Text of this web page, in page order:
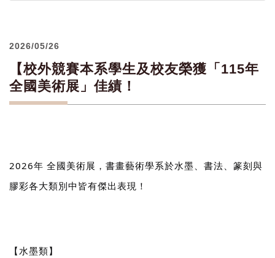
2026/05/26
【校外競賽本系學生及校友榮獲「115年
全國美術展」佳績！
2026年 全國美術展，書畫藝術學系於水墨、書法、篆刻與
膠彩各大類別中皆有傑出表現！
【水墨類】